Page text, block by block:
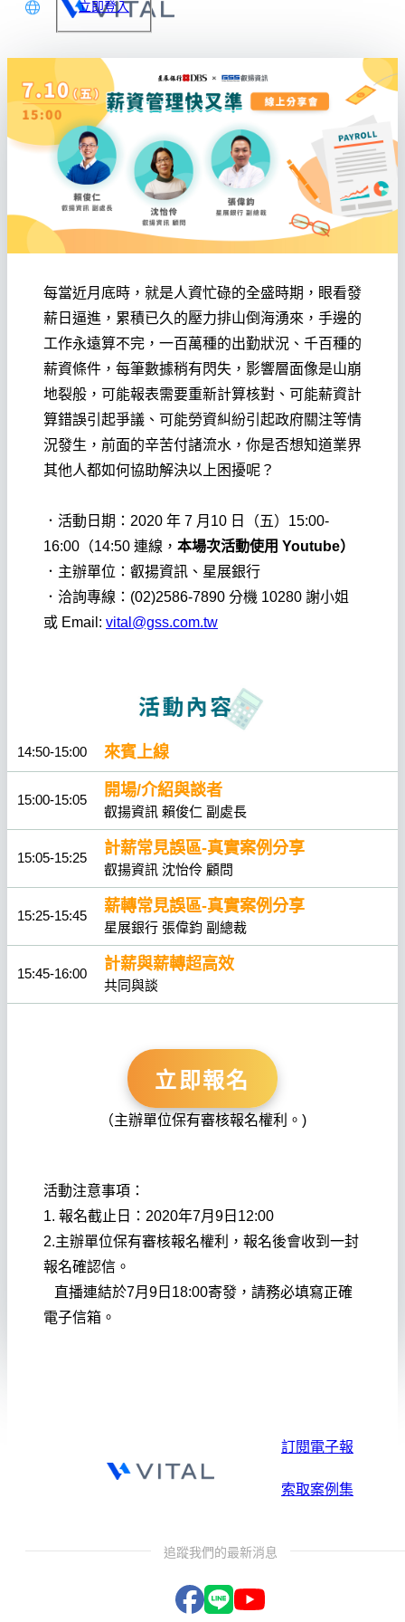
語
立即登入
每當近月底時，就是人資忙碌的全盛時期，眼看發
薪日逼進，累積已久的壓力排山倒海湧來，手邊的
工作永遠算不完，一百萬種的出勤狀況、千百種的
薪資條件，每筆數據稍有閃失，影響層面像是山崩
地裂般，可能報表需要重新計算核對、可能薪資計
算錯誤引起爭議、可能勞資糾紛引起政府關注等情
況發生，前面的辛苦付諸流水，你是否想知道業界
其他人都如何協助解決以上困擾呢？
．活動日期：2020 年 7 月10 日（五）15:00-
16:00（14:50 連線， 本場次活動使用 Youtube）
．主辦單位：叡揚資訊、星展銀行
．洽詢專線：(02)2586-7890 分機 10280 謝小姐
或 Email: vital@gss.com.tw
14:50-15:00 來賓上線
15:00-15:05
開場/介紹與談者
叡揚資訊 賴俊仁 副處長
15:05-15:25
計薪常見誤區-真實案例分享
叡揚資訊 沈怡伶 顧問
15:25-15:45
薪轉常見誤區-真實案例分享
星展銀行 張偉鈞 副總裁
15:45-16:00
計薪與薪轉超高效
共同與談
立即報名
（主辦單位保有審核報名權利。)
活動注意事項：
1. 報名截止日：2020年7月9日12:00
2.主辦單位保有審核報名權利，報名後會收到一封
報名確認信。
直播連結於7月9日18:00寄發，請務必填寫正確
電子信箱。
訂閱電子報
索取案例集
追蹤我們的最新消息